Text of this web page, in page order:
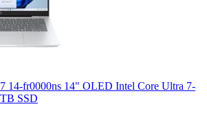
14-fr0000ns 14" OLED Intel Core Ultra 7-
SSD